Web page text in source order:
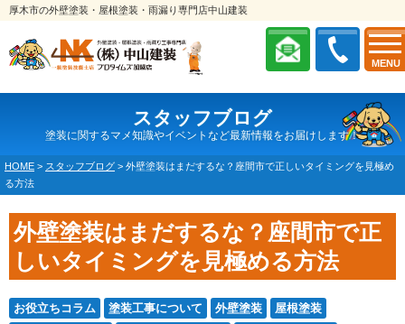
MENU
厚木市の外壁塗装・屋根塗装・雨漏り専門店中山建装
スタッフブログ
塗装に関するマメ知識やイベントなど最新情報をお届けします！
HOME > スタッフブログ > 外壁塗装はまだするな？座間市で正しいタイミングを見極め
る方法
外壁塗装はまだするな？座間市で正
しいタイミングを見極める方法
お役立ちコラム 塗装工事について 外壁塗装
屋根塗装